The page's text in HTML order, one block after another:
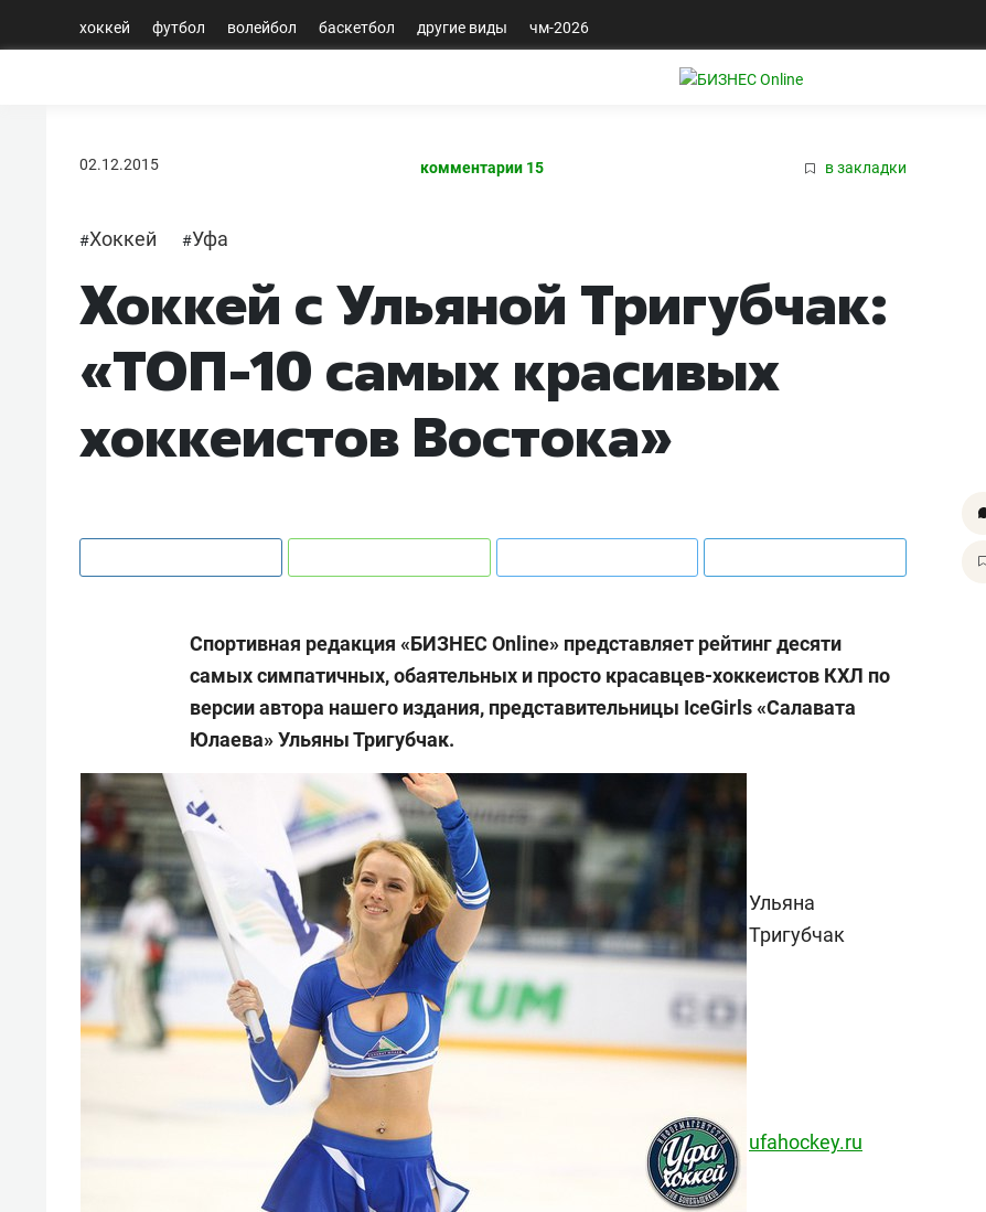
хоккей футбол волейбол баскетбол другие виды чм-2026
02.12.2015 комментарии 15 в закладки
#Хоккей #Уфа
Хоккей с Ульяной Тригубчак:
«ТОП-10 самых красивых
хоккеистов Востока»
Спортивная редакция «БИЗНЕС Online» представляет рейтинг десяти
самых симпатичных, обаятельных и просто красавцев-хоккеистов КХЛ по
версии автора нашего издания, представительницы IceGirls «Салавата
Юлаева» Ульяны Тригубчак.
Ульяна
Тригубчак
ufahockey.ru